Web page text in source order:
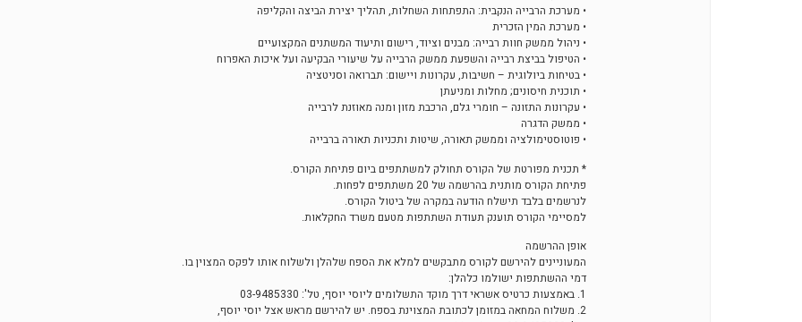
• מערכת הרבייה הנקבית: התפתחות השחלות, תהליך יצירת הביצה והקליפה
• מערכת המין הזכרית
• ניהול ממשק חוות רבייה: מבנים וציוד, רישום ותיעוד המשתנים המקצועיים
• הטיפול בביצת רבייה והשפעת ממשק הרבייה על שיעורי הבקיעה ועל איכות האפרוח
• בטיחות ביולוגית – חשיבות, עקרונות ויישום: תברואה וסניטציה
• תוכנית חיסונים; מחלות ומניעתן
• עקרונות התזונה – חומרי גלם, הרכבת מזון ומנה מאוזנת לרבייה
• ממשק הדגרה
• פוטוסטימולציה וממשק תאורה, שיטות ותכניות תאורה ברבייה
* תכנית מפורטת של הקורס תחולק למשתתפים ביום פתיחת הקורס.
פתיחת הקורס מותנית בהרשמה של 20 משתתפים לפחות.
לנרשמים בלבד תישלח הודעה במקרה של ביטול הקורס.
למסיימי הקורס תוענק תעודת השתתפות מטעם משרד החקלאות.
אופן ההרשמה
המעוניינים להירשם לקורס מתבקשים למלא את הספח שלהלן ולשלוח אותו לפקס המצוין בו.
דמי ההשתתפות ישולמו כלהלן:
1. באמצעות כרטיס אשראי דרך מוקד התשלומים ליוסי יוסף, טל': 03-9485330
2. משלוח המחאה במזומן לכתובת המצוינת בספח. יש להירשם מראש אצל יוסי יוסף,